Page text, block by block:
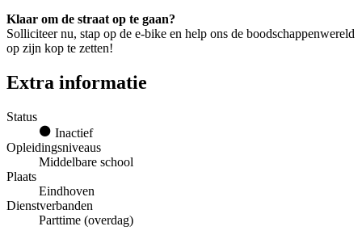
Klaar om de straat op te gaan?
Solliciteer nu, stap op de e-bike en help ons de boodschappenwereld
op zijn kop te zetten!
Extra informatie
Status
Inactief
Opleidingsniveaus
Middelbare school
Plaats
Eindhoven
Dienstverbanden
Parttime (overdag)